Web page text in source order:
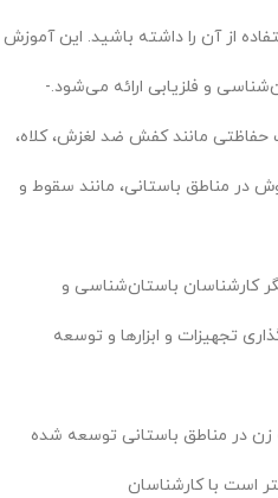
از آن را داشته باشید. این آموزش
و فلزیابی ارائه می‌شود.-
حفاظتی مانند کفش ضد لغزش، کلاه،
در مناطق باستانی، مانند سقوط و
کارشناسان باستان‌شناسی و
تجهیزات و ابزارها و توسعه
زن در مناطق باستانی توسعه شده
است با کارشناسان